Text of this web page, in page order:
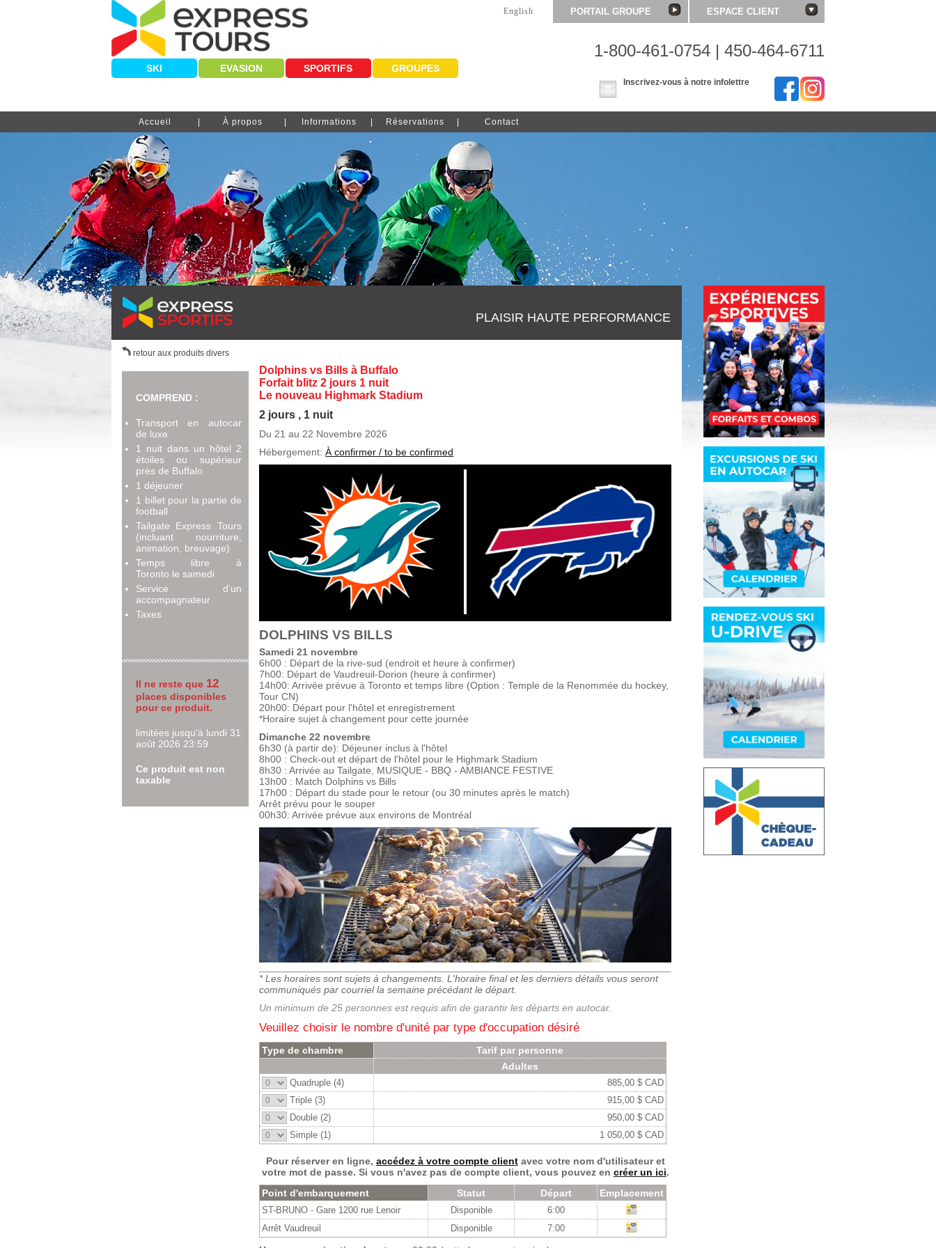
SKI EVASION SPORTIFS GROUPES
English ESPACE CLIENT
PORTAIL GROUPE
1-800-461-0754 | 450-464-6711
Inscrivez-vous à notre infolettre
Accueil À propos Informations Réservations Contact
PLAISIR HAUTE PERFORMANCE
retour aux produits divers
COMPREND :
Transport en autocar
de luxe
1 nuit dans un hôtel 2
étoiles ou supérieur
près de Buffalo
1 déjeuner
1 billet pour la partie de
football
Tailgate Express Tours
(incluant nourriture,
animation, breuvage)
Temps libre à
Toronto le samedi
Service d’un
accompagnateur
Taxes
Il ne reste que 12
places disponibles
pour ce produit.
limitées jusqu'à lundi 31
août 2026 23:59
Ce produit est non
taxable
Dolphins vs Bills à Buffalo
Forfait blitz 2 jours 1 nuit
Le nouveau Highmark Stadium
2 jours , 1 nuit
Du 21 au 22 Novembre 2026
Hébergement:À confirmer / to be confirmed
DOLPHINS VS BILLS
Samedi 21 novembre
6h00 : Départ de la rive-sud (endroit et heure à confirmer)
7h00: Départ de Vaudreuil-Dorion (heure à confirmer)
14h00: Arrivée prévue à Toronto et temps libre (Option : Temple de la Renommée du hockey,
Tour CN)
20h00: Départ pour l'hôtel et enregistrement
*Horaire sujet à changement pour cette journée
Dimanche 22 novembre
6h30 (à partir de): Déjeuner inclus à l'hôtel
8h00 : Check-out et départ de l'hôtel pour le Highmark Stadium
8h30 : Arrivée au Tailgate, MUSIQUE - BBQ - AMBIANCE FESTIVE
13h00 : Match Dolphins vs Bills
17h00 : Départ du stade pour le retour (ou 30 minutes après le match)
Arrêt prévu pour le souper
00h30: Arrivée prévue aux environs de Montréal
* Les horaires sont sujets à changements.L'horaire final et les derniers détails vous seront
communiqués par courriel la semaine précédant le départ.
Un minimum de 25 personnes est requis afin de garantir les départs en autocar.
Veuillez choisir le nombre d'unité par type d'occupation désiré
Type de chambre
Tarif par personne
Adultes
Quadruple (4)
885,00 $ CAD
Triple (3)
915,00 $ CAD
Double (2)
950,00 $ CAD
Simple (1)
1 050,00 $ CAD
Pour réserver en ligne, accédez à votre compte clientavec votre nom d'utilisateur et
votre mot de passe. Si vous n'avez pas de compte client, vous pouvez en créer un ici.
Point d'embarquement
Statut Départ Emplacement
ST-BRUNO - Gare 1200 rue Lenoir Disponible
6:00
Arrêt Vaudreuil
Disponible 7:00